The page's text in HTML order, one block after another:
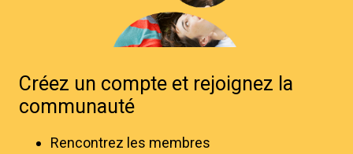
Créez un compte et rejoignez la
communauté
Rencontrez les membres